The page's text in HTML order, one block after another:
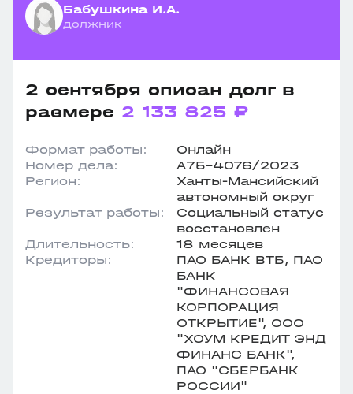
Бабушкина И.А.
должник
2 сентября списан долг в
размере 2 133 825 ₽
Формат работы:
Онлайн
Номер дела:
А75-4076/2023
Регион:
Ханты-Мансийский
автономный округ
Результат работы:
Социальный статус
восстановлен
Длительность:
18 месяцев
Кредиторы:
ПАО БАНК ВТБ, ПАО
БАНК
"ФИНАНСОВАЯ
КОРПОРАЦИЯ
ОТКРЫТИЕ", ООО
"ХОУМ КРЕДИТ ЭНД
ФИНАНС БАНК",
ПАО "СБЕРБАНК
РОССИИ"